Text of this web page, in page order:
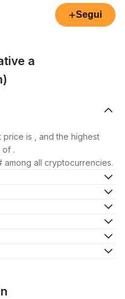
+Segui
a
is , and the highest
of .
among all cryptocurrencies.